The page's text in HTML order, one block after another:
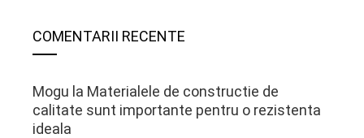
COMENTARII RECENTE
Mogu la Materialele de constructie de
calitate sunt importante pentru o rezistenta
ideala